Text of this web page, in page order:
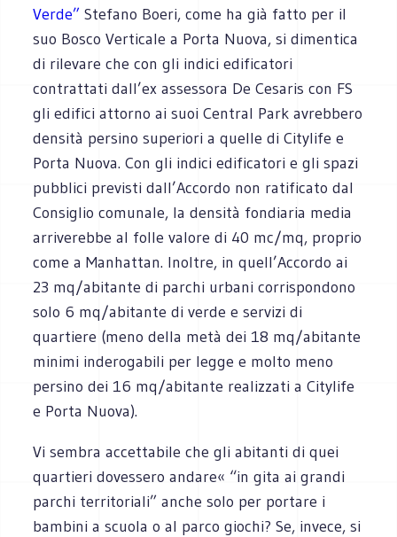
Verde” Stefano Boeri, come ha già fatto per il
suo Bosco Verticale a Porta Nuova, si dimentica
di rilevare che con gli indici edificatori
contrattati dall’ex assessora De Cesaris con FS
gli edifici attorno ai suoi Central Park avrebbero
densità persino superiori a quelle di Citylife e
Porta Nuova. Con gli indici edificatori e gli spazi
pubblici previsti dall’Accordo non ratificato dal
Consiglio comunale, la densità fondiaria media
arriverebbe al folle valore di 40 mc/mq, proprio
come a Manhattan. Inoltre, in quell’Accordo ai
23 mq/abitante di parchi urbani corrispondono
solo 6 mq/abitante di verde e servizi di
quartiere (meno della metà dei 18 mq/abitante
minimi inderogabili per legge e molto meno
persino dei 16 mq/abitante realizzati a Citylife
e Porta Nuova).
Vi sembra accettabile che gli abitanti di quei
quartieri dovessero andare« “in gita ai grandi
parchi territoriali” anche solo per portare i
bambini a scuola o al parco giochi? Se, invece, si